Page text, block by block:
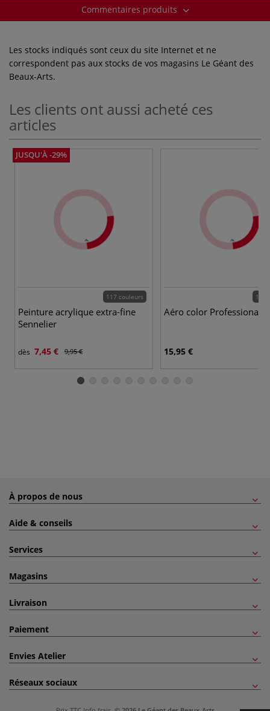
Commentaires produits
Les stocks indiqués sont ceux du site Internet et ne
correspondent pas aux stocks de vos magasins Le Géant des
Beaux-Arts.
Les clients ont aussi acheté ces
articles
JUSQU'À -29%
117 couleurs
Peinture acrylique extra-fine
Sennelier
dès 7,45 € 9,95 €
12
Aéro color Professional
15,95 €
À propos de nous
Aide & conseils
Services
Magasins
Livraison
Paiement
Envies Atelier
Réseaux sociaux